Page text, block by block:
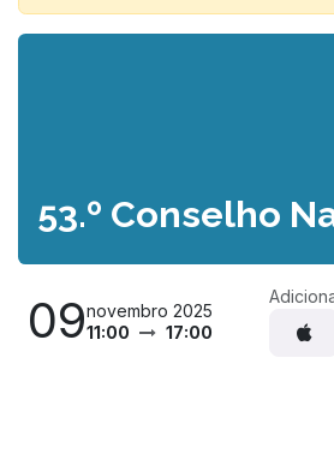
53.º Conselho
09novembro 2025
11:00
17:00